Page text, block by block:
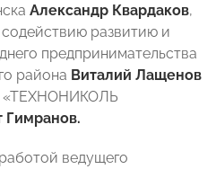
Александр Квардаков,
развитию и
предпринимательства
района Виталий Лащенов
«ТЕХНОНИКОЛЬ
Гимранов.
ведущего